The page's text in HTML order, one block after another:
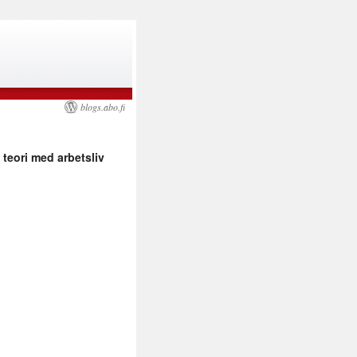
blogs.abo.fi
teori med arbetsliv